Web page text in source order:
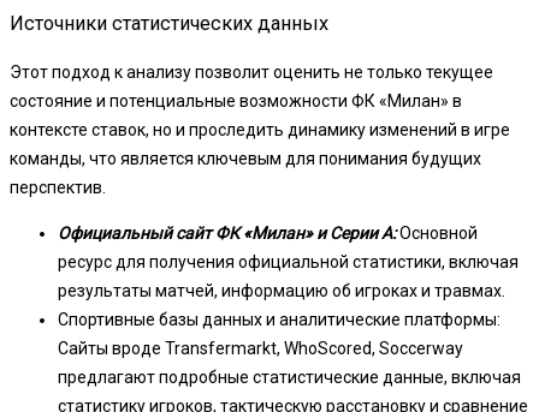
Источники статистических данных
Этот подход к анализу позволит оценить не только текущее
состояние и потенциальные возможности ФК «Милан» в
контексте ставок, но и проследить динамику изменений в игре
команды, что является ключевым для понимания будущих
перспектив.
Официальный сайт ФК «Милан» и Серии А:Основной
ресурс для получения официальной статистики, включая
результаты матчей, информацию об игроках и травмах.
Спортивные базы данных и аналитические платформы:
Сайты вроде Transfermarkt, WhoScored, Soccerway
предлагают подробные статистические данные, включая
статистику игроков, тактическую расстановку и сравнение